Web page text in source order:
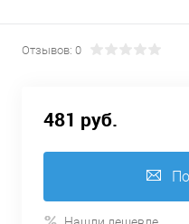
Отзывов: 0
481 руб.